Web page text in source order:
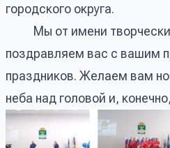
городского округа.
Мы от имени творческих
поздравляем вас с вашим
праздников. Желаем вам
неба над головой и,